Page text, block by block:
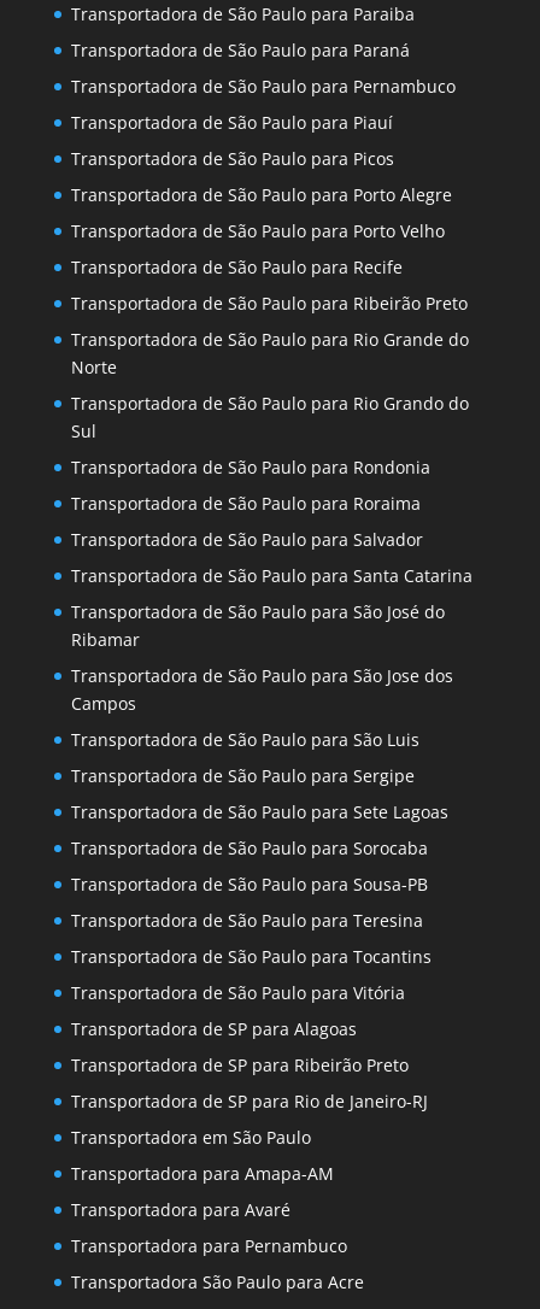
Transportadora de São Paulo para Paraiba
Transportadora de São Paulo para Paraná
Transportadora de São Paulo para Pernambuco
Transportadora de São Paulo para Piauí
Transportadora de São Paulo para Picos
Transportadora de São Paulo para Porto Alegre
Transportadora de São Paulo para Porto Velho
Transportadora de São Paulo para Recife
Transportadora de São Paulo para Ribeirão Preto
Transportadora de São Paulo para Rio Grande do
Norte
Transportadora de São Paulo para Rio Grando do
Sul
Transportadora de São Paulo para Rondonia
Transportadora de São Paulo para Roraima
Transportadora de São Paulo para Salvador
Transportadora de São Paulo para Santa Catarina
Transportadora de São Paulo para São José do
Ribamar
Transportadora de São Paulo para São Jose dos
Campos
Transportadora de São Paulo para São Luis
Transportadora de São Paulo para Sergipe
Transportadora de São Paulo para Sete Lagoas
Transportadora de São Paulo para Sorocaba
Transportadora de São Paulo para Sousa-PB
Transportadora de São Paulo para Teresina
Transportadora de São Paulo para Tocantins
Transportadora de São Paulo para Vitória
Transportadora de SP para Alagoas
Transportadora de SP para Ribeirão Preto
Transportadora de SP para Rio de Janeiro-RJ
Transportadora em São Paulo
Transportadora para Amapa-AM
Transportadora para Avaré
Transportadora para Pernambuco
Transportadora São Paulo para Acre